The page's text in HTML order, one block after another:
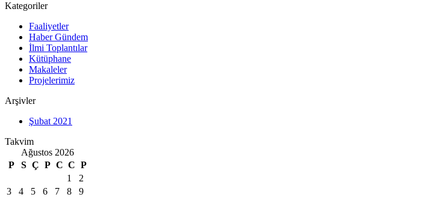
Kategoriler
Faaliyetler
Haber Gündem
İlmi Toplantılar
Kütüphane
Makaleler
Projelerimiz
Arşivler
Şubat 2021
Takvim
Ağustos 2026
P
S Ç P C C P
1
2
3
4 5 6 7 8
9